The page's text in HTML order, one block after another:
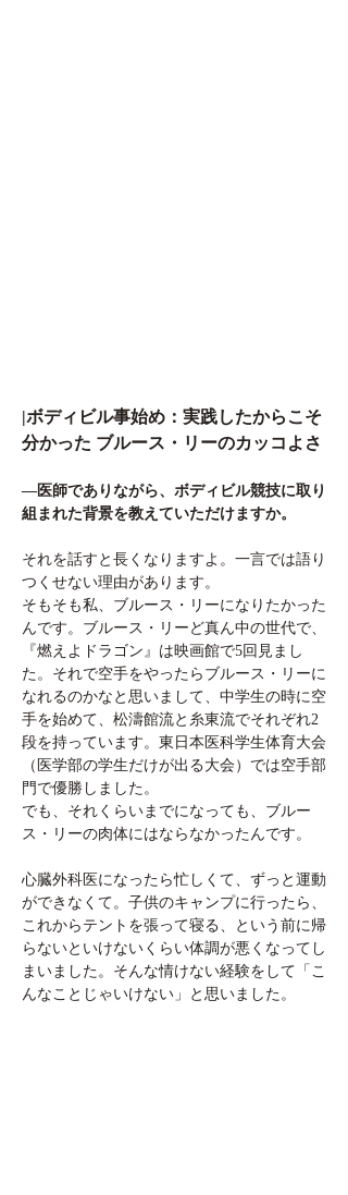
|ボディビル事始め：実践したからこそ
分かった ブルース・リーのカッコよさ
—医師でありながら、ボディビル競技に取り
組まれた背景を教えていただけますか。
それを話すと長くなりますよ。一言では語り
つくせない理由があります。
そもそも私、ブルース・リーになりたかった
んです。ブルース・リーど真ん中の世代で、
『燃えよドラゴン』は映画館で5回見まし
た。それで空手をやったらブルース・リーに
なれるのかなと思いまして、中学生の時に空
手を始めて、松濤館流と糸東流でそれぞれ2
段を持っています。東日本医科学生体育大会
（医学部の学生だけが出る大会）では空手部
門で優勝しました。
でも、それくらいまでになっても、ブルー
ス・リーの肉体にはならなかったんです。
心臓外科医になったら忙しくて、ずっと運動
ができなくて。子供のキャンプに行ったら、
これからテントを張って寝る、という前に帰
らないといけないくらい体調が悪くなってし
まいました。そんな情けない経験をして「こ
んなことじゃいけない」と思いました。